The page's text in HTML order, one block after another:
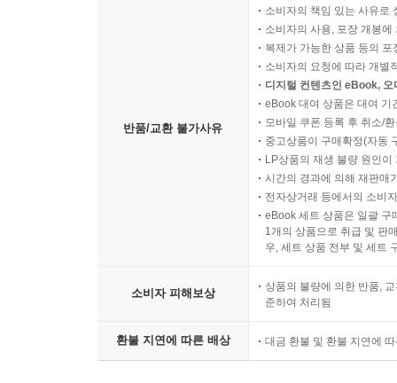
반품/교환 불가사유
소비자의 책임 있는 사유로
소비자의 사용, 포장 개봉
복제가 가능한 상품 등의
소비자의 요청에 따라 개별
디지털 컨텐츠인 eBook,
eBook 대여 상품은 대여 기
모바일 쿠폰 등록 후 취소/
중고상품이 구매확정(자동
LP상품의 재생 불량 원인
시간의 경과에 의해 재판매
전자상거래 등에서의 소비
eBook 세트 상품은 일괄 구
1개의 상품으로 취급 및 판
우, 세트 상품 전부 및 세트
소비자 피해보상
상품의 불량에 의한 반품,
준하여 처리됨
환불 지연에 따른 배상 대금 환불 및 환불 지연에